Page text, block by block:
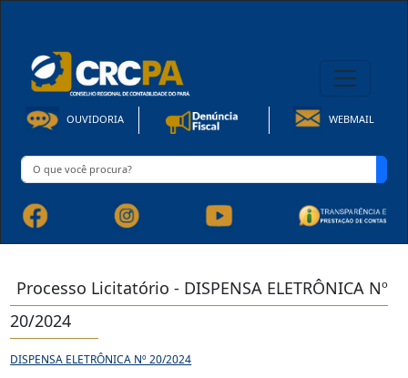
OUVIDORIA WEBMAIL
Processo Licitatório - DISPENSA ELETRÔNICA Nº
20/2024
DISPENSA ELETRÔNICA Nº 20/2024